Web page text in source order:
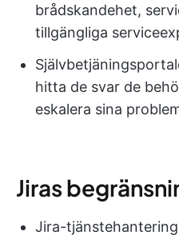
brådskandehet,
tillgängliga
hitta de svar de
eskalera sina
Jiras
Jira-